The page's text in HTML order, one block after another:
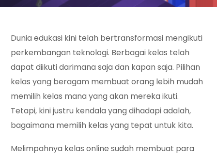
Dunia edukasi kini telah bertransformasi mengikuti
perkembangan teknologi. Berbagai kelas telah
dapat diikuti darimana saja dan kapan saja. Pilihan
kelas yang beragam membuat orang lebih mudah
memilih kelas mana yang akan mereka ikuti.
Tetapi, kini justru kendala yang dihadapi adalah,
bagaimana memilih kelas yang tepat untuk kita.
Melimpahnya kelas online sudah membuat para